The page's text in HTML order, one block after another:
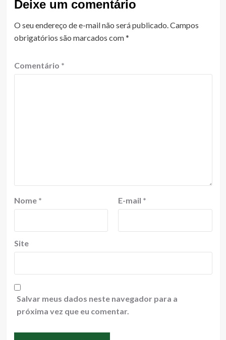
Deixe um comentário
O seu endereço de e-mail não será publicado.Campos
obrigatórios são marcados com*
Comentário *
Nome * E-mail *
Site
Salvar meus dados neste navegador para a
próxima vez que eu comentar.